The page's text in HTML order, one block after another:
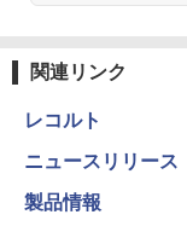
関連リンク
レコルト
ニュースリリース
製品情報